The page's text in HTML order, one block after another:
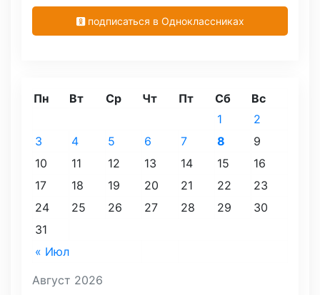
подписаться в Одноклассниках
Август 2026
Пн Вт Ср Чт Пт Сб Вс
« Июл
1
2
3
4 5 6 7 8
9
10
11 12 13 14 15
16
17
18 19 20 21 22
23
24
25 26 27 28 29
30
31